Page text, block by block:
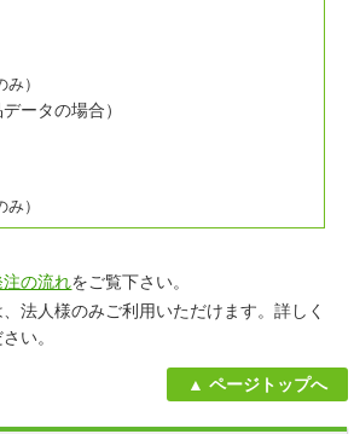
）
ータの場合）
）
注の流れをご覧下さい。
法人様のみご利用いただけます。詳しく
い。
ページトップへ